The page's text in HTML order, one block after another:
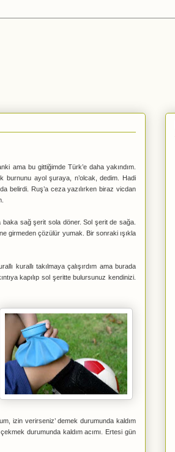
ama bu gittiğimde Türk’e daha yakındım.
burnunu ayol şuraya, n’olcak, dedim. Hadi
belirdi. Ruş’a ceza yazılırken biraz vicdan
baka sağ şerit sola döner. Sol şerit de sağa.
girmeden çözülür yumak. Bir sonraki ışıkla
kurallı takılmaya çalışırdım ama burada
kapılıp sol şeritte bulursunuz kendinizi.
izin verirseniz’ demek durumunda kaldım
durumunda kaldım acımı. Ertesi gün